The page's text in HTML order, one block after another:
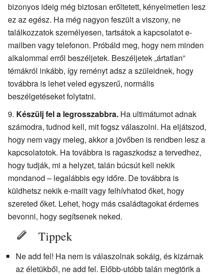
bizonyos ideig még biztosan erőltetett, kényelmetlen lesz
ez az egész. Ha még nagyon feszült a viszony, ne
találkozzatok személyesen, tartsátok a kapcsolatot e-
mailben vagy telefonon. Próbáld meg, hogy nem minden
alkalommal erről beszéljetek. Beszéljetek „ártatlan”
témákról inkább, így reményt adsz a szüleidnek, hogy
továbbra is lehet veled egyszerű, normális
beszélgetéseket folytatni.
Készülj fel a legrosszabbra. Ha ultimátumot adnak
számodra, tudnod kell, mit fogsz válaszolni. Ha eljátszod,
hogy nem vagy meleg, akkor a jövőben is rendben lesz a
kapcsolatotok. Ha továbbra is ragaszkodsz a tervedhez,
hogy tudják, mi a helyzet, talán búcsút kell nekik
mondanod – legalábbis egy időre. De továbbra is
küldhetsz nekik e-mailt vagy felhívhatod őket, hogy
szereted őket. Lehet, hogy más családtagokat érdemes
bevonni, hogy segítsenek neked.
Tippek
Ne add fel! Ha nem is válaszolnak sokáig, és kizárnak
az életükből, ne add fel. Előbb-utóbb talán megtörik a